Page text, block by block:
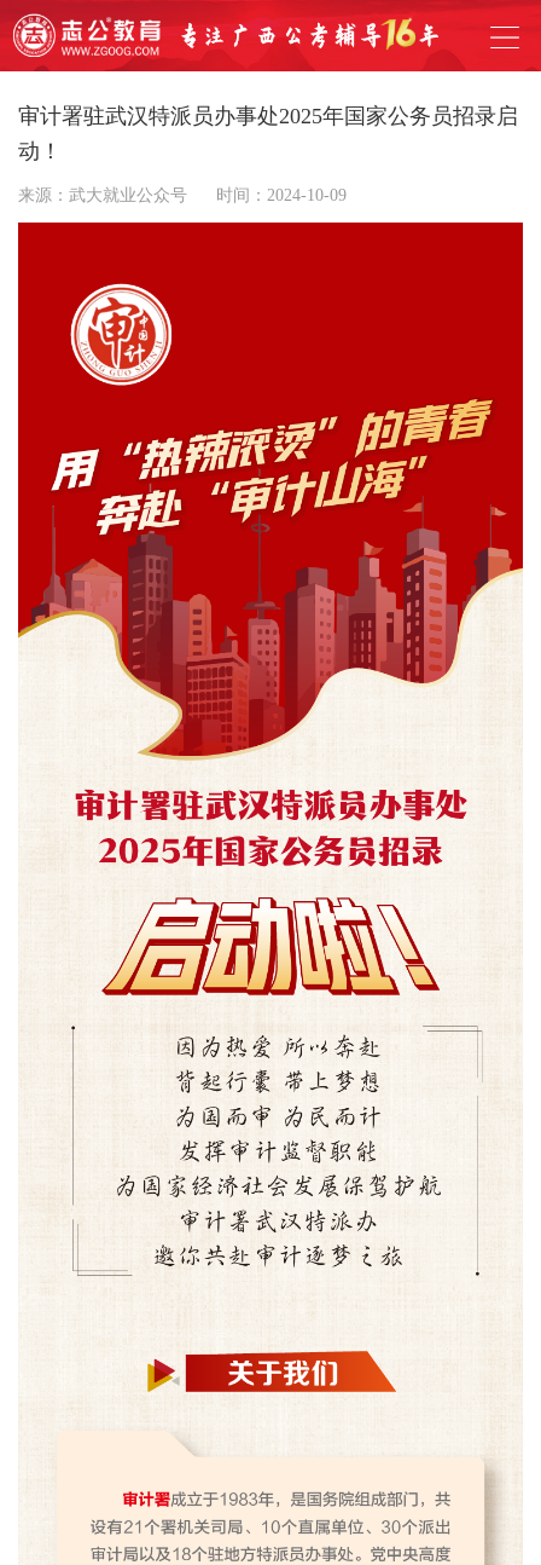
审计署驻武汉特派员办事处2025年国家公务员招录启
动！
来源：武大就业公众号 时间：2024-10-09